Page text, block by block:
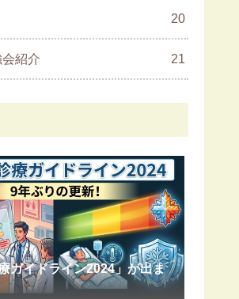
20
紹介 21
ガイドライン2024」が出ま